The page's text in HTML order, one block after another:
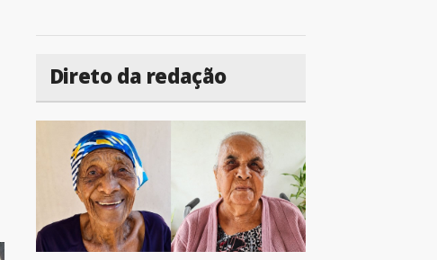
Direto da redação